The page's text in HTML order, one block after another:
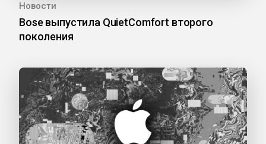
Новости
Bose выпустила QuietComfort второго
поколения